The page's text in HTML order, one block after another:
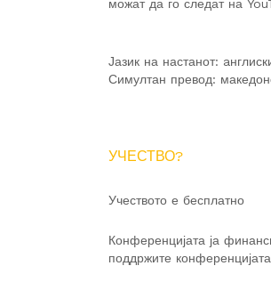
можат да го следат на
Јазик на настанот:
Симултан превод:
УЧЕСТВО?
Учеството е бесплатно
Конференцијата ја
поддржите